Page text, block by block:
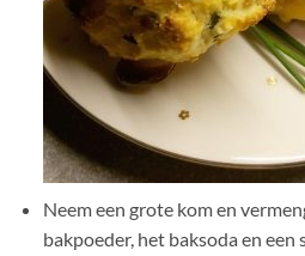
Neem een grote kom en
bakpoeder, het baksoda en